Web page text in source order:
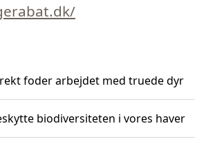
foder arbejdet med truede dyr
biodiversiteten i vores haver